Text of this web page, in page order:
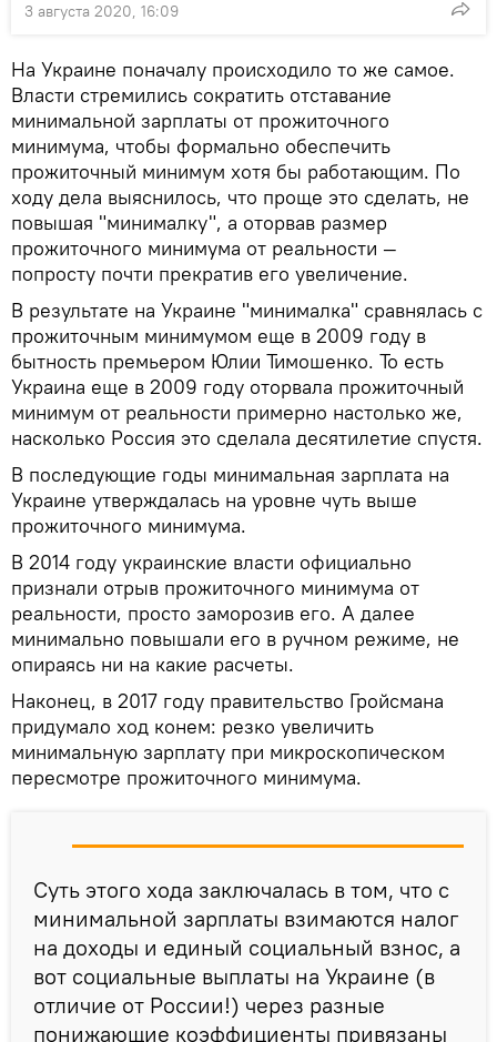
3 августа 2020, 16:09
На Украине поначалу происходило то же самое.
Власти стремились сократить отставание
минимальной зарплаты от прожиточного
минимума, чтобы формально обеспечить
прожиточный минимум хотя бы работающим. По
ходу дела выяснилось, что проще это сделать, не
повышая "минималку", а оторвав размер
прожиточного минимума от реальности —
попросту почти прекратив его увеличение.
В результате на Украине "минималка" сравнялась с
прожиточным минимумом еще в 2009 году в
бытность премьером Юлии Тимошенко. То есть
Украина еще в 2009 году оторвала прожиточный
минимум от реальности примерно настолько же,
насколько Россия это сделала десятилетие спустя.
В последующие годы минимальная зарплата на
Украине утверждалась на уровне чуть выше
прожиточного минимума.
В 2014 году украинские власти официально
признали отрыв прожиточного минимума от
реальности, просто заморозив его. А далее
минимально повышали его в ручном режиме, не
опираясь ни на какие расчеты.
Наконец, в 2017 году правительство Гройсмана
придумало ход конем: резко увеличить
минимальную зарплату при микроскопическом
пересмотре прожиточного минимума.
Суть этого хода заключалась в том, что с
минимальной зарплаты взимаются налог
на доходы и единый социальный взнос, а
вот социальные выплаты на Украине (в
отличие от России!) через разные
понижающие коэффициенты привязаны